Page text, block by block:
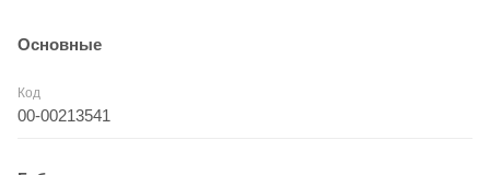
Основные
Код
00-00213541